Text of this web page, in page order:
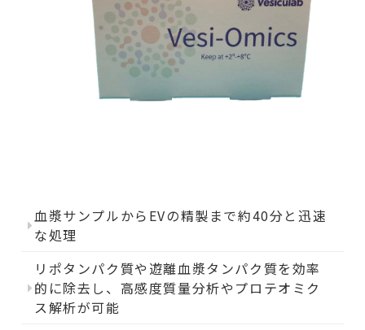
血漿サンプルからEVの精製まで約40分と迅速
な処理
リポタンパク質や遊離血漿タンパク質を効率
的に除去し、高感度質量分析やプロテオミク
ス解析が可能